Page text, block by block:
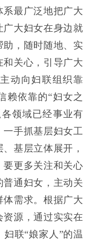
最广泛地把广大
大妇女在身边就
，随时随地、实
关心，引导广大
动向妇联组织靠
赖依靠的“妇女之
领域已经事业有
手抓基层妇女工
基层立体展开，
更多关注和关心
通妇女，主动关
需求。根据广大
源，通过实实在
联“娘家人”的温